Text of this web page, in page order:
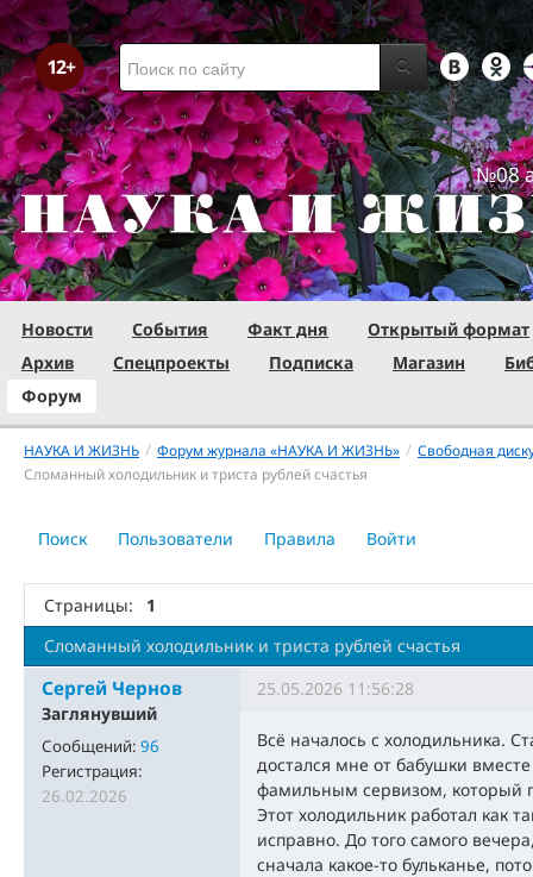
№08
Новости События Факт дня
Открытый формат
Архив
Спецпроекты Подписка Магазин
Форум
НАУКА И ЖИЗНЬ / Форум журнала «НАУКА И ЖИЗНЬ» / Свободная
Сломанный холодильник и триста рублей счастья
Поиск Пользователи Правила Войти
Страницы:
1
Сломанный холодильник и триста рублей счастья
Сергей Чернов
Заглянувший
Сообщений: 96
Регистрация:
26.02.2026
25.05.2026 11:56:28
Всё началось с холодильника.
достался мне от бабушки
фамильным сервизом, который
Этот холодильник работал как
исправно. До того самого
сначала какое-то бульканье,